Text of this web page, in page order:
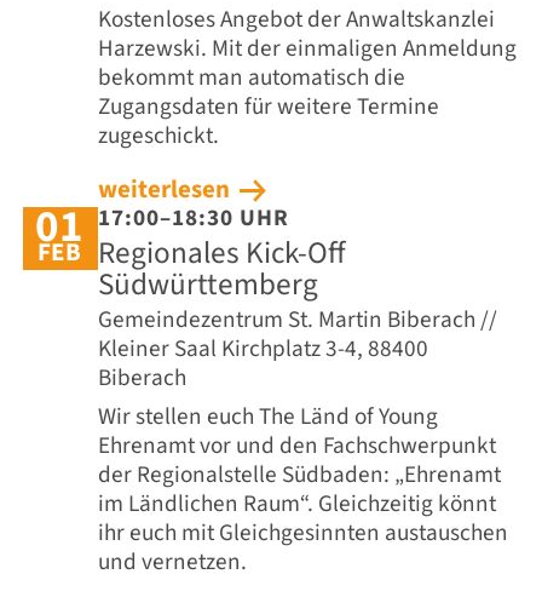
Kostenloses Angebot der Anwaltskanzlei
Harzewski. Mit der einmaligen Anmeldung
bekommt man automatisch die
Zugangsdaten für weitere Termine
zugeschickt.
weiterlesen
01
FEB
17:00–18:30 UHR
Regionales Kick-Off
Südwürttemberg
Gemeindezentrum St. Martin Biberach //
Kleiner Saal Kirchplatz 3-4, 88400
Biberach
Wir stellen euch The Länd of Young
Ehrenamt vor und den Fachschwerpunkt
der Regionalstelle Südbaden: „Ehrenamt
im Ländlichen Raum“. Gleichzeitig könnt
ihr euch mit Gleichgesinnten austauschen
und vernetzen.